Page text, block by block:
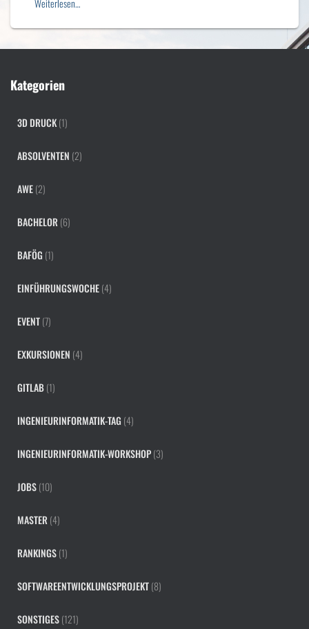
Weiterlesen…
Kategorien
3D DRUCK(1)
ABSOLVENTEN (2)
AWE(2)
BACHELOR (6)
BAFÖG (1)
EINFÜHRUNGSWOCHE(4)
EVENT(7)
EXKURSIONEN (4)
GITLAB(1)
INGENIEURINFORMATIK-TAG (4)
INGENIEURINFORMATIK-WORKSHOP(3)
JOBS(10)
MASTER (4)
RANKINGS(1)
SOFTWAREENTWICKLUNGSPROJEKT(8)
SONSTIGES(121)